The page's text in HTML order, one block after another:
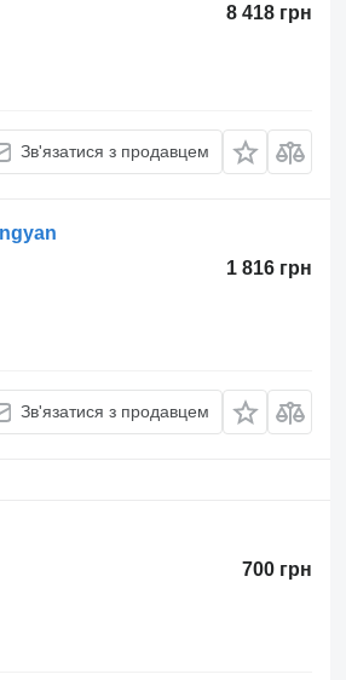
8 418 грн
Зв'язатися з продавцем
1 816 грн
Зв'язатися з продавцем
700 грн